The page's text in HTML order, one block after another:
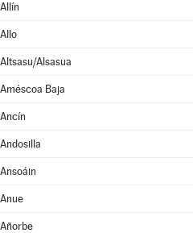
Allín
Allo
Altsasu/Alsasua
Améscoa Baja
Ancín
Andosilla
Ansoáin
Anue
Añorbe